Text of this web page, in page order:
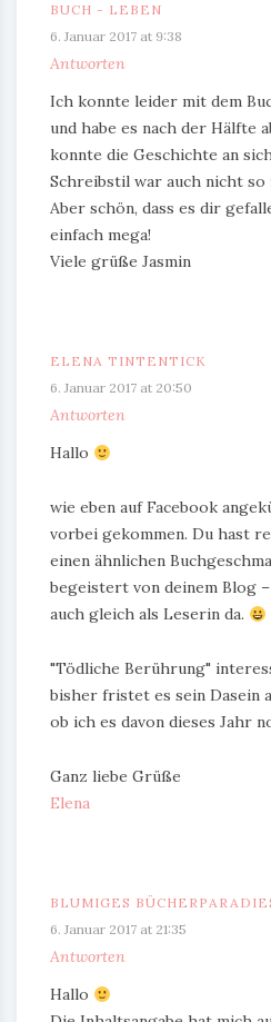
BUCH - LEBEN
6. Januar 2017 at 9:38
Antworten
Ich konnte leider mit dem
und habe es nach der Hälfte
konnte die Geschichte an
Schreibstil war auch nicht so
Aber schön, dass es dir
einfach mega!
Viele grüße Jasmin
ELENA TINTENTICK
6. Januar 2017 at 20:50
Antworten
Hallo
wie eben auf Facebook
vorbei gekommen. Du hast
einen ähnlichen
begeistert von deinem Blog
auch gleich als Leserin da.
"Tödliche Berührung"
bisher fristet es sein Dasein
ob ich es davon dieses Jahr
Ganz liebe Grüße
Elena
BLUMIGES
6. Januar 2017 at 21:35
Antworten
Hallo